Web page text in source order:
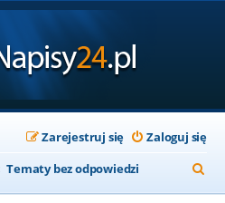
Zaloguj się
Zarejestruj się
Tematy bez odpowiedzi
z